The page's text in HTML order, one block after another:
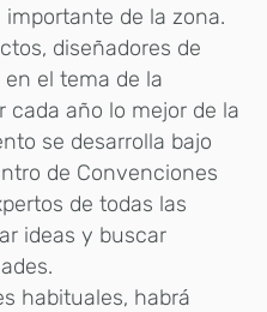
de la zona.
diseñadores de
el tema de la
año lo mejor de la
se desarrolla bajo
de Convenciones
de todas las
ideas y buscar
habituales, habrá